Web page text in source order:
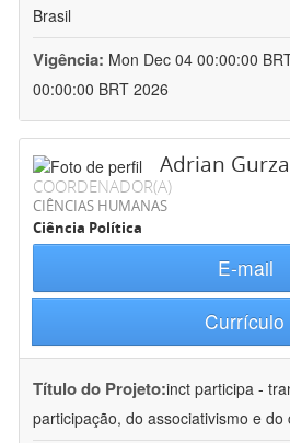
Brasil
Vigência: Mon Dec 04 00:00:00
00:00:00 BRT 2026
Adrian
COORDENADOR(A)
CIÊNCIAS HUMANAS
Ciência Política
E-mail
Currículo
Título do Projeto:inct participa -
participação, do associativismo e do